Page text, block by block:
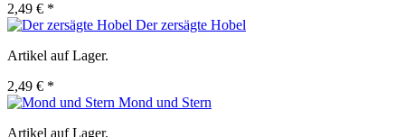
2,49 € *
Der zersägte Hobel
Artikel auf Lager.
2,49 € *
Mond und Stern
Artikel auf Lager.